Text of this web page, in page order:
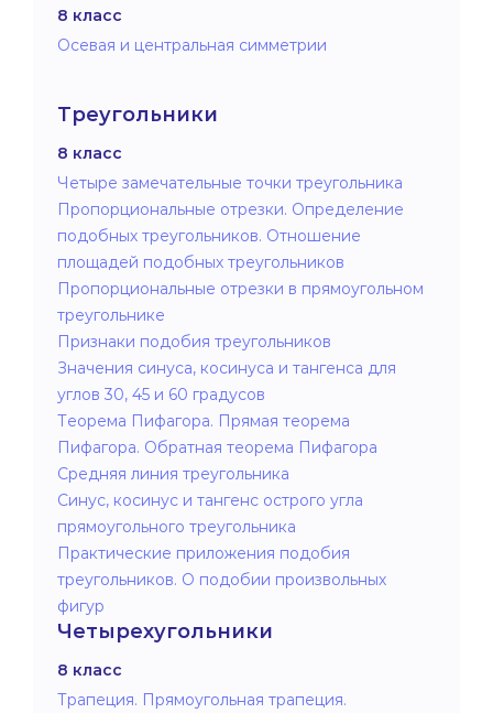
8 класс
Осевая и центральная симметрии
Треугольники
8 класс
Четыре замечательные точки треугольника
Пропорциональные отрезки. Определение
подобных треугольников. Отношение
площадей подобных треугольников
Пропорциональные отрезки в прямоугольном
треугольнике
Признаки подобия треугольников
Значения синуса, косинуса и тангенса для
углов 30, 45 и 60 градусов
Теорема Пифагора. Прямая теорема
Пифагора. Обратная теорема Пифагора
Средняя линия треугольника
Синус, косинус и тангенс острого угла
прямоугольного треугольника
Практические приложения подобия
треугольников. О подобии произвольных
фигур
Четырехугольники
8 класс
Трапеция. Прямоугольная трапеция.